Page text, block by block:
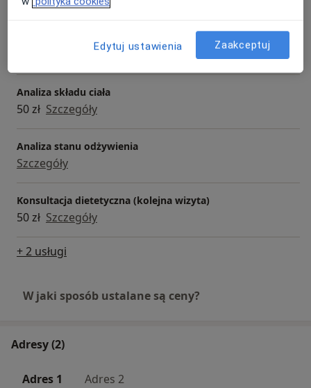
Konsultacja dietetyczna (pierwsza wizyta)
Szczegóły
Analiza składu ciała
50 zł Szczegóły
Analiza stanu odżywienia
Szczegóły
Konsultacja dietetyczna (kolejna wizyta)
50 zł Szczegóły
+ 2 usługi
W jaki sposób ustalane są ceny?
Adresy (2)
Adres 1 Adres 2
Edytuj ustawienia Zaakceptuj